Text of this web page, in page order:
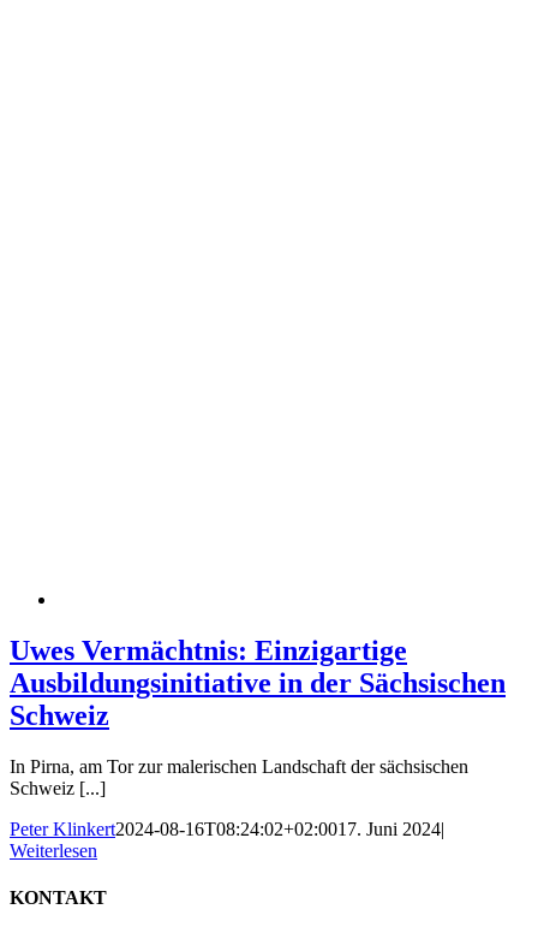
Uwes Vermächtnis: Einzigartige
Ausbildungsinitiative in der Sächsischen
Schweiz
In Pirna, am Tor zur malerischen Landschaft der sächsischen
Schweiz [...]
Peter Klinkert2024-08-16T08:24:02+02:0017. Juni 2024|
Weiterlesen
KONTAKT